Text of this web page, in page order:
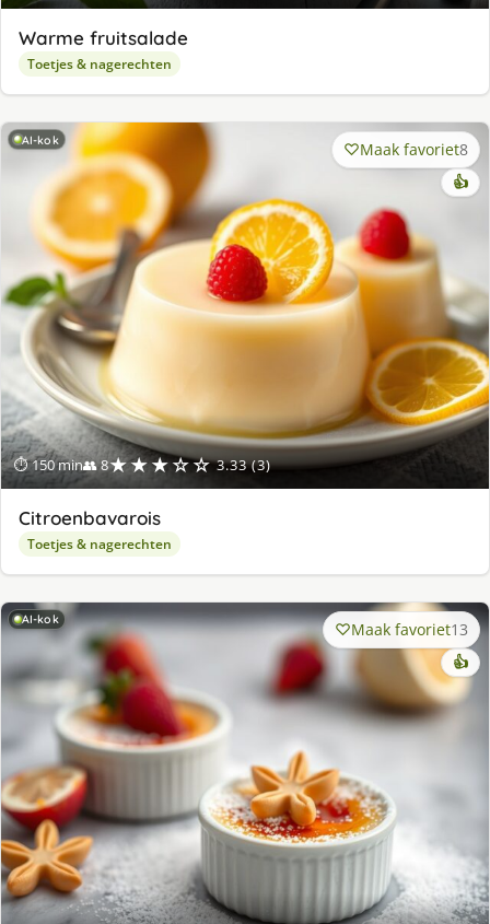
Warme fruitsalade
Toetjes & nagerechten
AI-kok
⏱ 150 min👥 8★★★☆☆ 3.33 (3)
Maak favoriet8
👍
Citroenbavarois
Toetjes & nagerechten
AI-kok Maak favoriet13
👍